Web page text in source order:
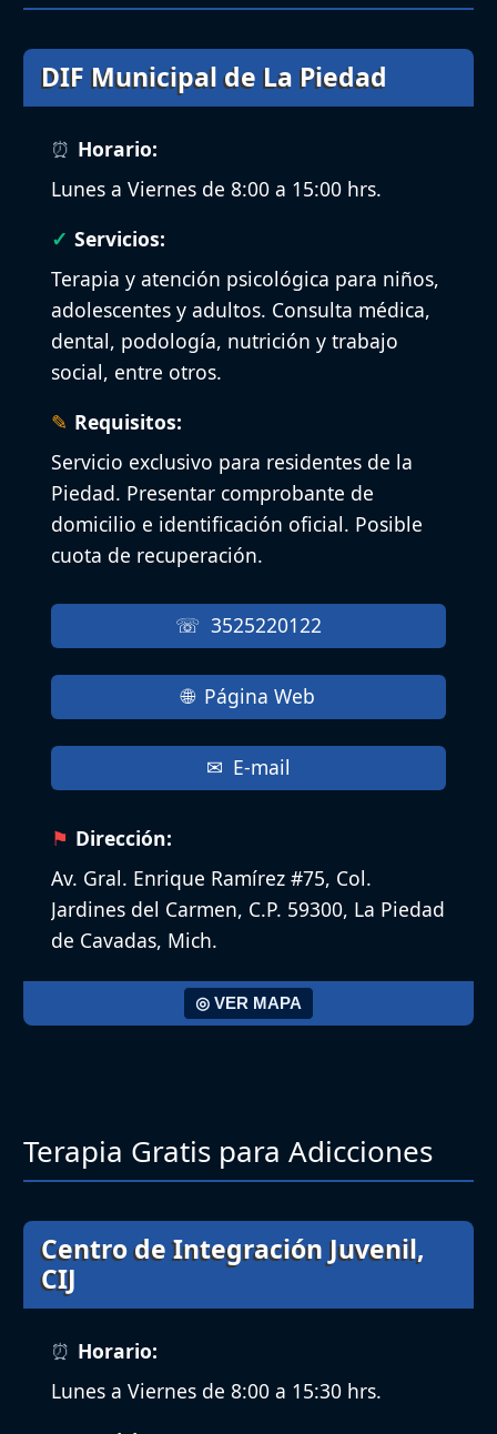
DIF Municipal de La Piedad
Horario:
Lunes a Viernes de 8:00 a 15:00 hrs.
Servicios:
Terapia y atención psicológica para niños,
adolescentes y adultos. Consulta médica,
dental, podología, nutrición y trabajo
social, entre otros.
Requisitos:
Servicio exclusivo para residentes de la
Piedad. Presentar comprobante de
domicilio e identificación oficial. Posible
cuota de recuperación.
3525220122
Página Web
E-mail
Dirección:
Av. Gral. Enrique Ramírez #75, Col.
Jardines del Carmen, C.P. 59300, La Piedad
de Cavadas, Mich.
◎ VER MAPA
Terapia Gratis para Adicciones
Centro de Integración Juvenil,
CIJ
Horario:
Lunes a Viernes de 8:00 a 15:30 hrs.